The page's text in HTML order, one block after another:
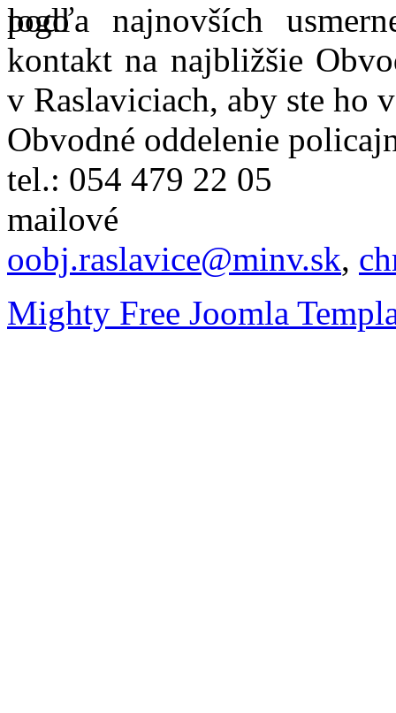
podľa najnovších
kontakt na najbližšie
v Raslaviciach, aby ste ho
Obvodné oddelenie
tel.: 054 479 22 05
oobj.raslavice@minv.sk,
Mighty Free Joomla